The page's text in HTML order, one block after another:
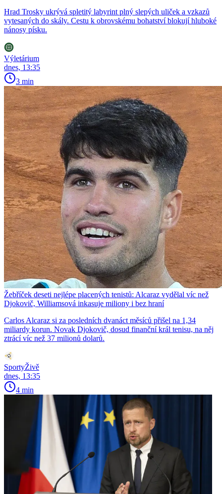
Hrad Trosky ukrývá spletitý labyrint plný slepých uliček a vzkazů
vytesaných do skály. Cestu k obrovskému bohatství blokují hluboké
nánosy písku.
Výletárium
dnes, 13:35
3 min
Žebříček deseti nejlépe placených tenistů: Alcaraz vydělal víc než
Djokovič, Williamsová inkasuje miliony i bez hraní
Carlos Alcaraz si za posledních dvanáct měsíců přišel na 1,34
miliardy korun. Novak Djokovič, dosud finanční král tenisu, na něj
ztrácí víc než 37 milionů dolarů.
SportyŽivě
dnes, 13:35
4 min